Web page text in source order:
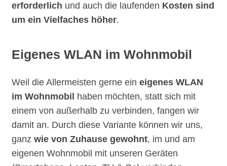
erforderlich und auch die laufenden Kosten sind
um ein Vielfaches höher.
Eigenes WLAN im Wohnmobil
Weil die Allermeisten gerne ein eigenes WLAN
im Wohnmobil
haben möchten, statt sich mit
einem von außerhalb zu verbinden, fangen wir
damit an. Durch diese Variante können wir uns,
ganz wie von Zuhause gewohnt, im und am
eigenen Wohnmobil mit unseren Geräten